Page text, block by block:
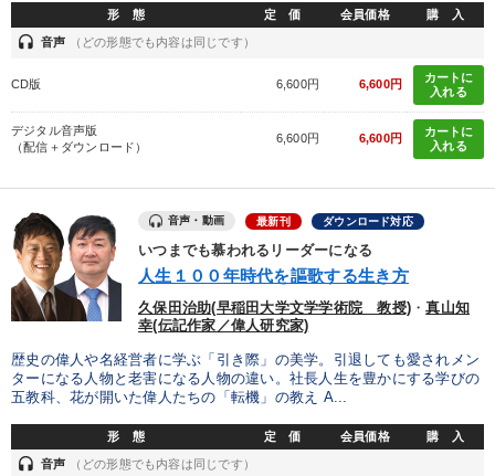
形 態 定 価 会員価格 購 入
headset 音声 （どの形態でも内容は同じです）
CD版 6,600円 6,600円
カートに
入れる
デジタル音声版
（配信＋ダウンロード）
6,600円 6,600円
カートに
入れる
音声・動画 最新刊 ダウンロード対応
いつまでも慕われるリーダーになる
人生１００年時代を謳歌する生き方
久保田治助(早稲田大学文学学術院 教授) ・真山知
幸(伝記作家／偉人研究家)
歴史の偉人や名経営者に学ぶ「引き際」の美学。引退しても愛されメン
ターになる人物と老害になる人物の違い。社長人生を豊かにする学びの
五教科、花が開いた偉人たちの「転機」の教え A...
形 態 定 価 会員価格 購 入
headset 音声 （どの形態でも内容は同じです）